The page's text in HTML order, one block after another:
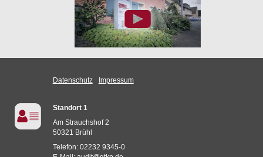
Datenschutz Impressum
Standort 1
Am Strauchshof 2
50321 Brühl
Telefon: 02232 9345-0